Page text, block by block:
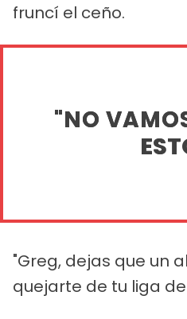
fruncí el ceño.
"NO
"Greg, dejas que un
quejarte de tu liga